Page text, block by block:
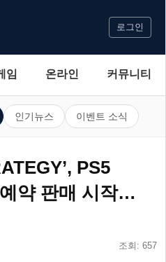
로그인
임 온라인 커뮤니티
인기뉴스 이벤트 소식
PS5
약 판매 시작…
조회: 657